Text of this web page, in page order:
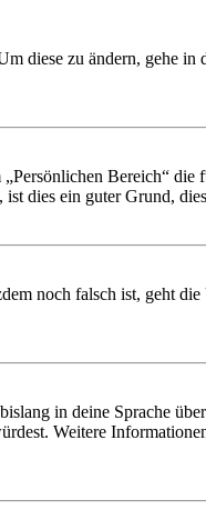
diese zu ändern, gehe
Bereich“
dies ein guter Grund,
noch falsch ist, geht
in deine Sprache
Weitere